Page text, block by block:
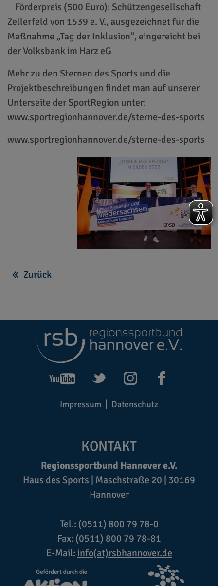
Förderpreis (500 Euro): Schützengesellschaft
Zellerfeld von 1539 e. V., ausgezeichnet für die
Maßnahme „Tag der Inklusion“, eingereicht bei
der Volksbank im Harz eG
Mehr zu den Sternen des Sports und die
Projektbeschreibungen findet man auf unserer
Unterseite der SportRegion unter:
www.sportregionhannover.de/sterne-des-sports
www.sportregionhannover.de/sterne-des-sports
Zurück
Impressum Datenschutz
KONTAKT
Regionssportbund Hannover e.V.
Haus des Sports | Maschstraße 20 | 30169
Hannover
Tel.: (0511) 800 79 78-0
Fax: (0511) 800 79 78-81
E-Mail: info(at)rsbhannover.de